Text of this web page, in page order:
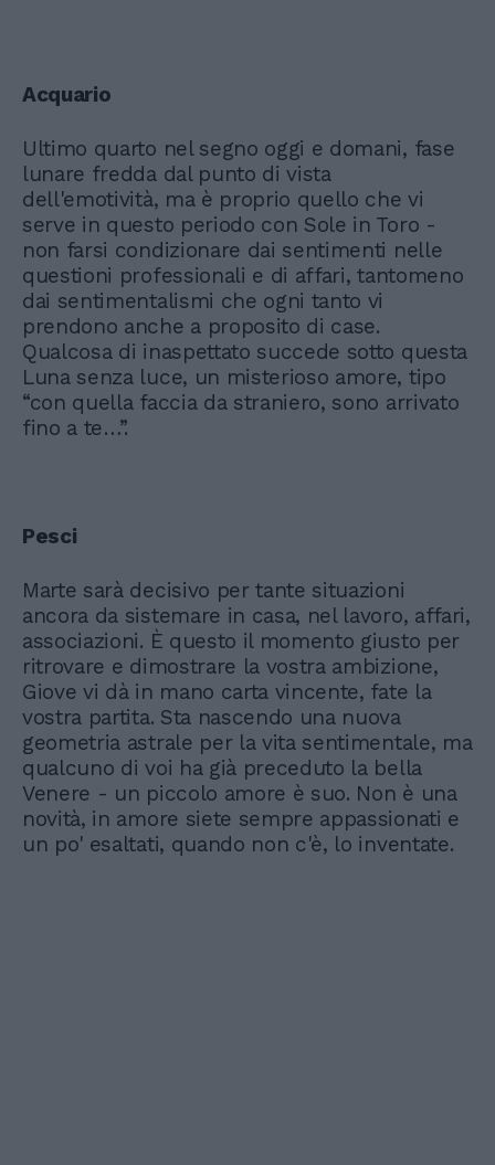
Acquario
Ultimo quarto nel segno oggi e domani, fase
lunare fredda dal punto di vista
dell'emotività, ma è proprio quello che vi
serve in questo periodo con Sole in Toro -
non farsi condizionare dai sentimenti nelle
questioni professionali e di affari, tantomeno
dai sentimentalismi che ogni tanto vi
prendono anche a proposito di case.
Qualcosa di inaspettato succede sotto questa
Luna senza luce, un misterioso amore, tipo
“con quella faccia da straniero, sono arrivato
fino a te…”.
Pesci
Marte sarà decisivo per tante situazioni
ancora da sistemare in casa, nel lavoro, affari,
associazioni. È questo il momento giusto per
ritrovare e dimostrare la vostra ambizione,
Giove vi dà in mano carta vincente, fate la
vostra partita. Sta nascendo una nuova
geometria astrale per la vita sentimentale, ma
qualcuno di voi ha già preceduto la bella
Venere - un piccolo amore è suo. Non è una
novità, in amore siete sempre appassionati e
un po' esaltati, quando non c'è, lo inventate.